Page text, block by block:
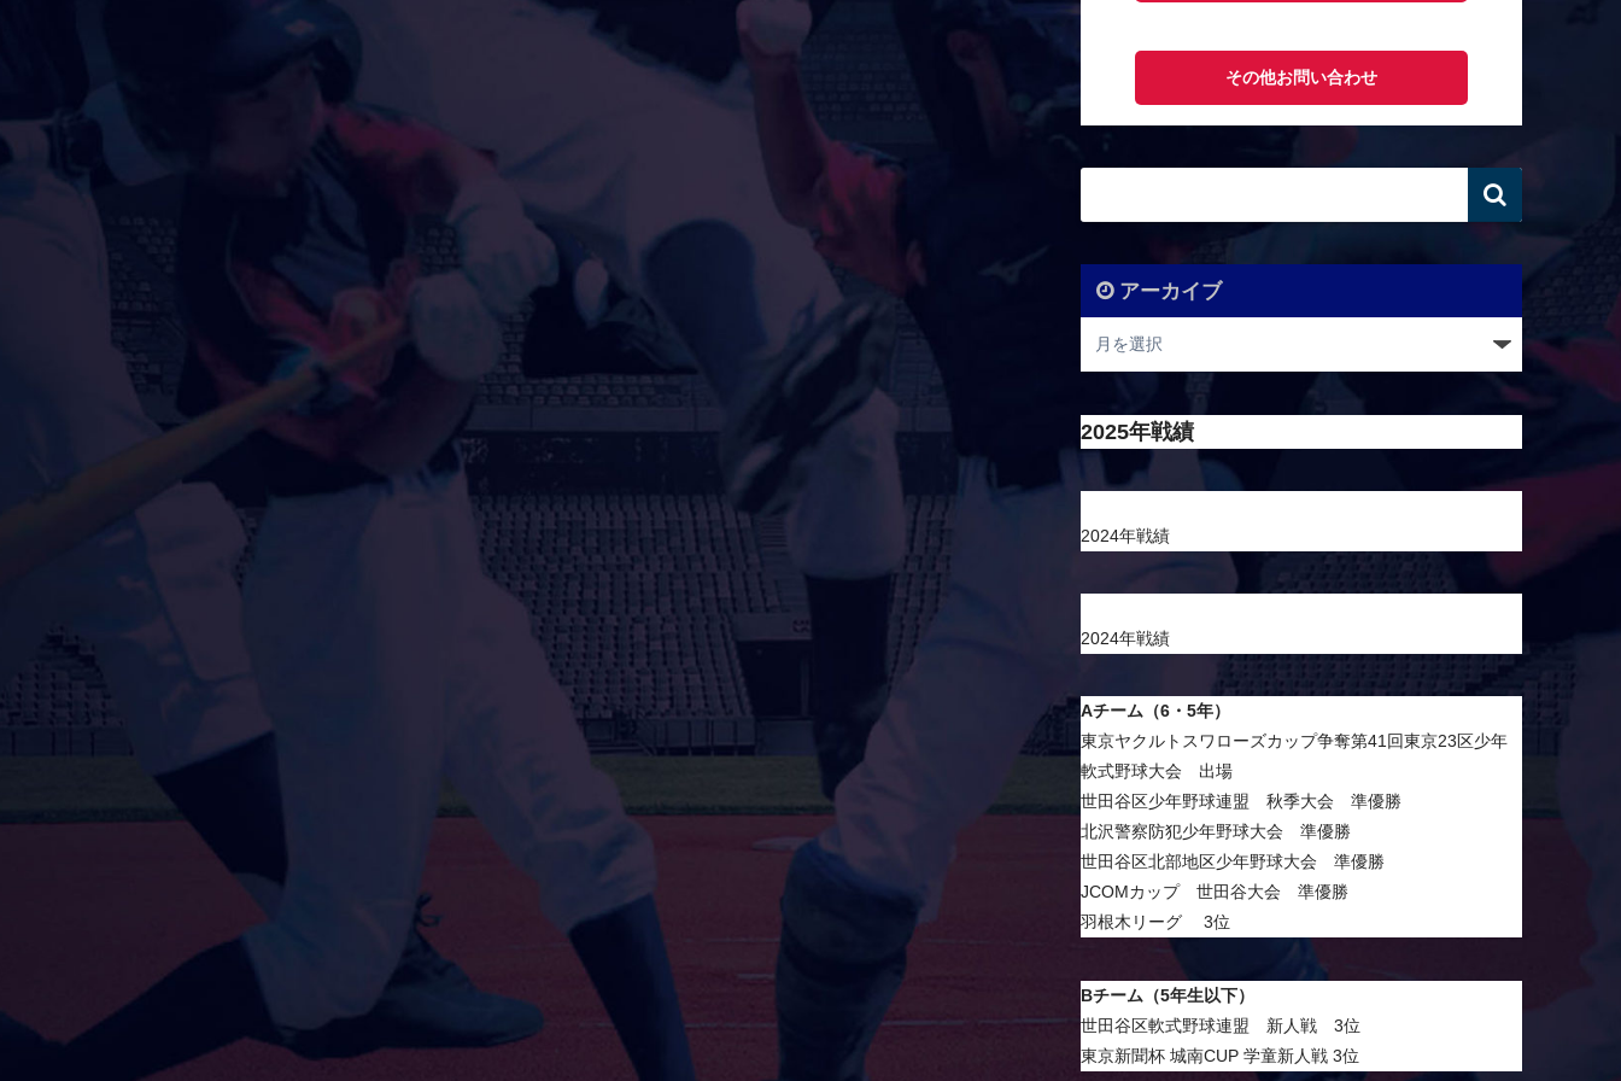
その他お問い合わせ
アーカイブ
2025年戦績
2024年戦績
2024年戦績
Aチーム（6・5年）
東京ヤクルトスワローズカップ争奪第41回東京23区少年
軟式野球大会 出場
世田谷区少年野球連盟 秋季大会 準優勝
北沢警察防犯少年野球大会 準優勝
世田谷区北部地区少年野球大会 準優勝
JCOMカップ 世田谷大会 準優勝
羽根木リーグ 3位
Bチーム（5年生以下）
世田谷区軟式野球連盟 新人戦 3位
東京新聞杯 城南CUP 学童新人戦 3位